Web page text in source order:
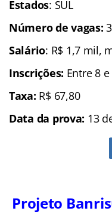
Estados: SUL
Número de vagas:
Salário: R$ 1,7 mil,
Inscrições: Entre 8
Taxa: R$ 67,80
Data da prova: 13
Projeto